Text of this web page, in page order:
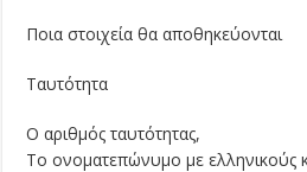
Ποια στοιχεία θα αποθηκεύονται
Ταυτότητα
Ο αριθμός ταυτότητας,
Το ονοματεπώνυμο με ελληνικούς